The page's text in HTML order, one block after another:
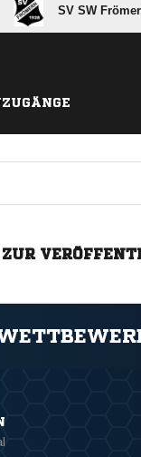
SV SW